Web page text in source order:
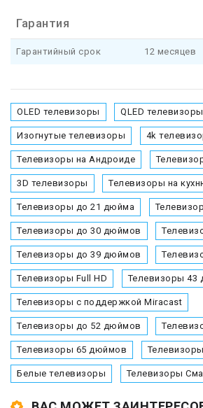
Гарантия
Гарантийный срок 12 месяцев
OLED телевизоры QLED телевизоры
Изогнутые телевизоры 4k
Телевизоры на Андроиде
3D телевизоры Телевизоры на
Телевизоры до 21 дюйма
Телевизоры до 30 дюймов
Телевизоры до 39 дюймов
Телевизоры Full HD Телевизоры 43
Телевизоры с поддержкой Miracast
Телевизоры до 52 дюймов
Телевизоры 65 дюймов
Белые телевизоры Телевизоры